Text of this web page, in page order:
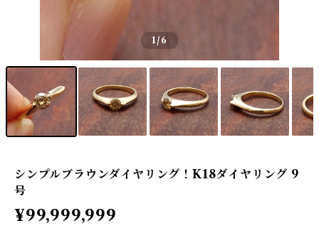
1/6
シンプルブラウンダイヤリング！K18ダイヤリング 9
号
¥99,999,999